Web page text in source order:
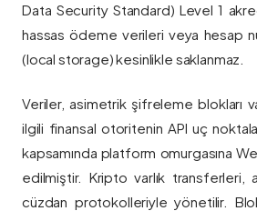
Data Security Standard) Level 1
hassas ödeme verileri veya hesap
(local storage) kesinlikle saklanmaz.
Veriler, asimetrik şifreleme blokları
ilgili finansal otoritenin API uç
kapsamında platform omurgasına
edilmiştir. Kripto varlık transferleri,
cüzdan protokolleriyle yönetilir.